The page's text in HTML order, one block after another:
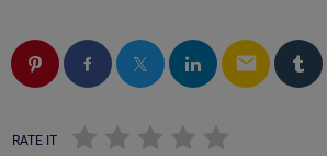
email
RATE IT